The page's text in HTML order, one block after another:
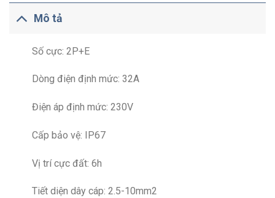
Mô tả
Số cực: 2P+E
Dòng điện định mức: 32A
Điện áp định mức: 230V
Cấp bảo vệ: IP67
Vị trí cực đất: 6h
Tiết diện dây cáp: 2.5-10mm2